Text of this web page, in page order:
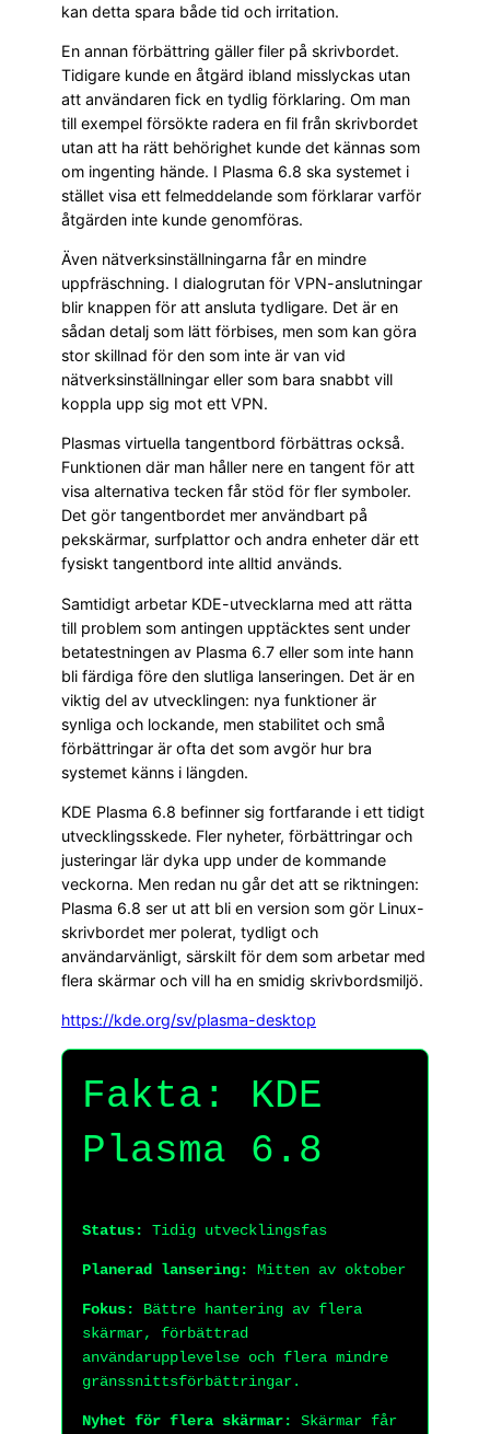
kan detta spara både tid och irritation.
En annan förbättring gäller filer på skrivbordet.
Tidigare kunde en åtgärd ibland misslyckas utan
att användaren fick en tydlig förklaring. Om man
till exempel försökte radera en fil från skrivbordet
utan att ha rätt behörighet kunde det kännas som
om ingenting hände. I Plasma 6.8 ska systemet i
stället visa ett felmeddelande som förklarar varför
åtgärden inte kunde genomföras.
Även nätverksinställningarna får en mindre
uppfräschning. I dialogrutan för VPN-anslutningar
blir knappen för att ansluta tydligare. Det är en
sådan detalj som lätt förbises, men som kan göra
stor skillnad för den som inte är van vid
nätverksinställningar eller som bara snabbt vill
koppla upp sig mot ett VPN.
Plasmas virtuella tangentbord förbättras också.
Funktionen där man håller nere en tangent för att
visa alternativa tecken får stöd för fler symboler.
Det gör tangentbordet mer användbart på
pekskärmar, surfplattor och andra enheter där ett
fysiskt tangentbord inte alltid används.
Samtidigt arbetar KDE-utvecklarna med att rätta
till problem som antingen upptäcktes sent under
betatestningen av Plasma 6.7 eller som inte hann
bli färdiga före den slutliga lanseringen. Det är en
viktig del av utvecklingen: nya funktioner är
synliga och lockande, men stabilitet och små
förbättringar är ofta det som avgör hur bra
systemet känns i längden.
KDE Plasma 6.8 befinner sig fortfarande i ett tidigt
utvecklingsskede. Fler nyheter, förbättringar och
justeringar lär dyka upp under de kommande
veckorna. Men redan nu går det att se riktningen:
Plasma 6.8 ser ut att bli en version som gör Linux-
skrivbordet mer polerat, tydligt och
användarvänligt, särskilt för dem som arbetar med
flera skärmar och vill ha en smidig skrivbordsmiljö.
https://kde.org/sv/plasma-desktop
Fakta: KDE
Plasma 6.8
Status: Tidig utvecklingsfas
Planerad lansering: Mitten av oktober
Fokus:
Bättre hantering av flera
skärmar, förbättrad
användarupplevelse och flera mindre
gränssnittsförbättringar.
Nyhet för flera skärmar: Skärmar får